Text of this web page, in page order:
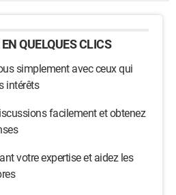
QUELQUES CLICS
simplement avec ceux qui
intérêts
facilement et obtenez
votre expertise et aidez les